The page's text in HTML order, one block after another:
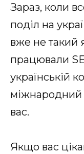
Зараз, коли
поділ на
вже не такий
працювали
українській
міжнародний
вас.
Якщо вас